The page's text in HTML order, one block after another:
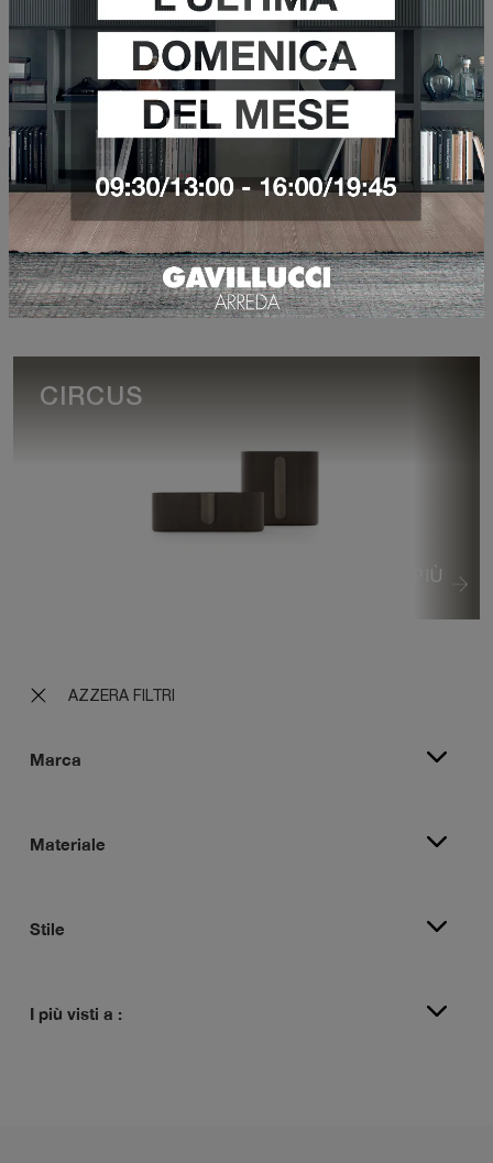
AZZERA FILTRI
Marca
Materiale
Stile
I più visti a :
VEDI DI PIÙ
ANGLE CERAMICA
VEDI DI PIÙ
CIRCUS